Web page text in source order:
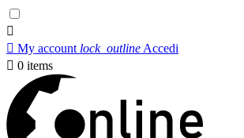

 My account lock_outline Accedi
 0 items